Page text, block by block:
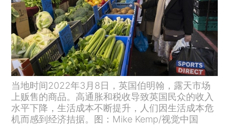
当地时间2022年3月8日，英国伯明翰，露天市场
上贩售的商品。高通胀和税收导致英国民众的收入
水平下降，生活成本不断提升，人们因生活成本危
机而感到经济拮据。图：Mike Kemp/视觉中国